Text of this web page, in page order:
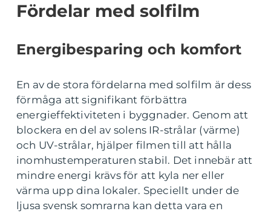
Fördelar med solfilm
Energibesparing och komfort
En av de stora fördelarna med solfilm är dess
förmåga att signifikant förbättra
energieffektiviteten i byggnader. Genom att
blockera en del av solens IR-strålar (värme)
och UV-strålar, hjälper filmen till att hålla
inomhustemperaturen stabil. Det innebär att
mindre energi krävs för att kyla ner eller
värma upp dina lokaler. Speciellt under de
ljusa svensk somrarna kan detta vara en